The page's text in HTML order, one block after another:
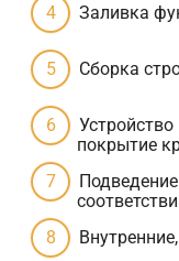
Заливка
Сборка
покрытие